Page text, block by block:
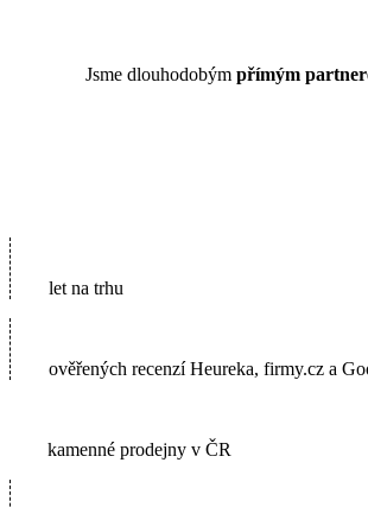
Jsme dlouhodobým přímým
let na trhu
ověřených recenzí Heureka, firmy.cz a
kamenné prodejny v ČR